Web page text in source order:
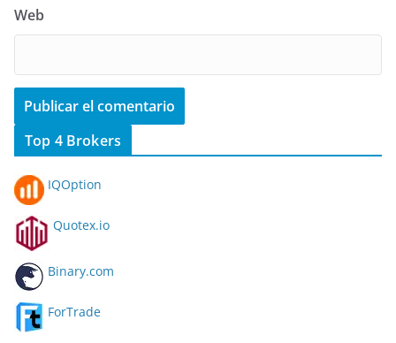
Web
Top 4 Brokers
IQOption
Quotex.io
Binary.com
ForTrade